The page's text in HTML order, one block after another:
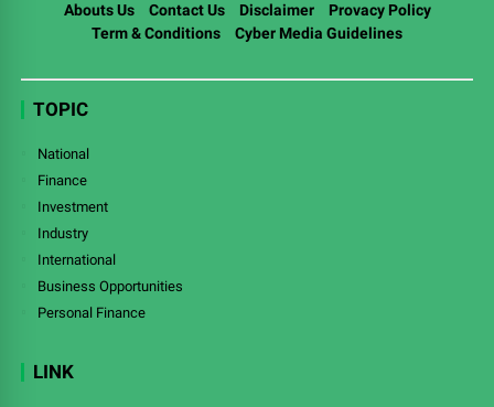
Abouts Us Contact Us Disclaimer
Provacy Policy
Term & Conditions
Cyber Media Guidelines
TOPIC
National
Finance
Investment
Industry
International
Business Opportunities
Personal Finance
LINK